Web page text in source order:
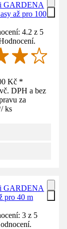
GARDENA
až pro 100
4.2 z 5
Kč *
DPH a bez
za
/ ks
GARDENA
pro 40 m
3 z 5